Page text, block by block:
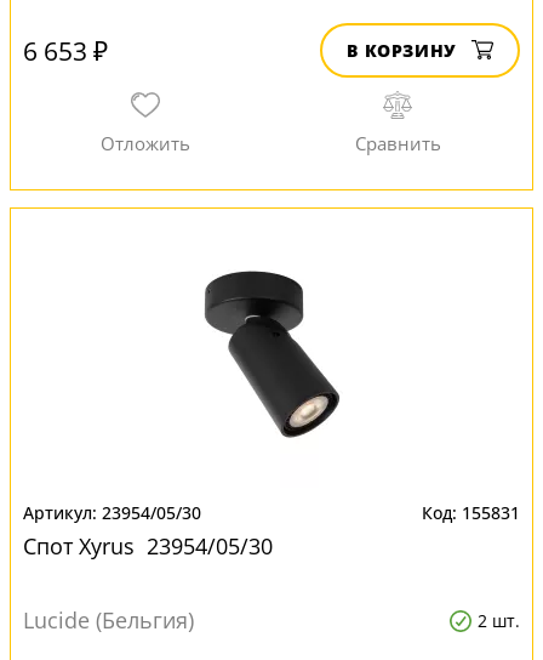
6 653 ₽ В КОРЗИНУ
23954/05/30 155831
Спот Xyrus 23954/05/30
Lucide (Бельгия) 2 шт.